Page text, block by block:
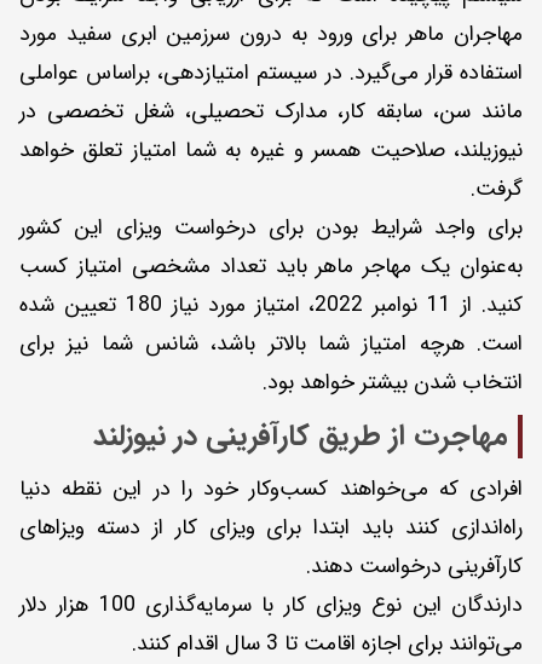
مهاجران ماهر برای ورود به درون سرزمین ابری سفید مورد
استفاده قرار می‌گیرد. در سیستم امتیازدهی، بر‌اساس عواملی
مانند سن، سابقه کار، مدارک تحصیلی، شغل تخصصی در
نیوزیلند، صلاحیت همسر و غیره به شما امتیاز تعلق خواهد
گرفت.
برای واجد شرایط بودن برای درخواست ویزای این کشور
به‌عنوان یک مهاجر ماهر باید تعداد مشخصی امتیاز کسب
کنید. از 11 نوامبر 2022، امتیاز مورد نیاز 180 تعیین شده
است. هر‌چه امتیاز شما بالاتر باشد، شانس شما نیز برای
انتخاب شدن بیشتر خواهد بود.
مهاجرت از طریق کارآفرینی در نیوزلند
افرادی که می‌خواهند کسب‌وکار خود را در این نقطه دنیا
راه‌اندازی کنند باید ابتدا برای ویزای کار از دسته ویزاهای
کارآفرینی درخواست دهند.
دارندگان این نوع ویزای کار با سرمایه‌گذاری 100 هزار دلار
می‌توانند برای اجازه اقامت تا 3 سال اقدام کنند.